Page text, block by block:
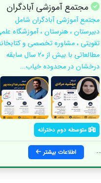
مجتمع آموزشی آبادگران
مجتمع آموزشی آبادگران شامل
دبیرستان ، هنرستان ، آموزشگاه
تقویتی ، مشاوره تخصصی و
مطالعاتی با بیش از 20 سال سابقه
درخشان در محدوده خیاب...
متوسطه دوم دخترانه
اطلاعات بیشتر